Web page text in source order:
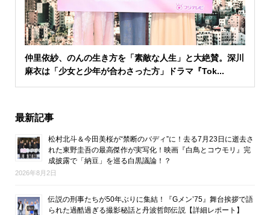
仲里依紗、のんの生き方を「素敵な人生」と大絶賛。深川
麻衣は「少女と少年が合わさった方」ドラマ『Tok...
最新記事
松村北斗＆今田美桜が“禁断のバディ”に！去る7月23日に逝去さ
れた東野圭吾の最高傑作が実写化！映画『白鳥とコウモリ』完
成披露で「納豆」を巡る白黒議論！？
2026年8月2日
伝説の刑事たちが50年ぶりに集結！『Gメン’75』舞台挨拶で語
られた過酷過ぎる撮影秘話と丹波哲郎伝説【詳細レポート】